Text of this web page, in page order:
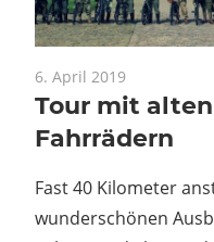
6. April 2019
Tour mit
Fahrrädern
Fast 40 Kilometer
wunderschönen